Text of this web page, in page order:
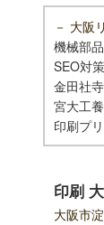
－ 大阪
機械部
SEO対
金田社
宮大工
印刷プ
印刷
大阪市